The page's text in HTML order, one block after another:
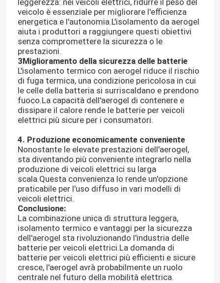
leggerezza: nei veicoli elettrici, ridurre il peso del
veicolo è essenziale per migliorare l'efficienza
energetica e l'autonomia.L'isolamento da aerogel
aiuta i produttori a raggiungere questi obiettivi
senza compromettere la sicurezza o le
prestazioni.
3Miglioramento della sicurezza delle batterie
L'isolamento termico con aerogel riduce il rischio
di fuga termica, una condizione pericolosa in cui
le celle della batteria si surriscaldano e prendono
fuoco.La capacità dell'aerogel di contenere e
dissipare il calore rende le batterie per veicoli
elettrici più sicure per i consumatori.
4. Produzione economicamente conveniente
Nonostante le elevate prestazioni dell'aerogel,
sta diventando più conveniente integrarlo nella
produzione di veicoli elettrici su larga
scala.Questa convenienza lo rende un'opzione
praticabile per l'uso diffuso in vari modelli di
veicoli elettrici.
Conclusione:
La combinazione unica di struttura leggera,
isolamento termico e vantaggi per la sicurezza
dell'aerogel sta rivoluzionando l'industria delle
batterie per veicoli elettrici.La domanda di
batterie per veicoli elettrici più efficienti e sicure
cresce, l'aerogel avrà probabilmente un ruolo
centrale nel futuro della mobilità elettrica.